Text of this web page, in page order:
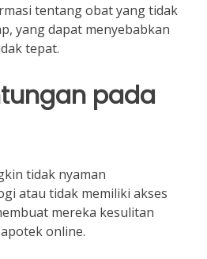
tentang obat yang tidak
yang dapat menyebabkan
tepat.
pada
tidak nyaman
atau tidak memiliki akses
mereka kesulitan
online.